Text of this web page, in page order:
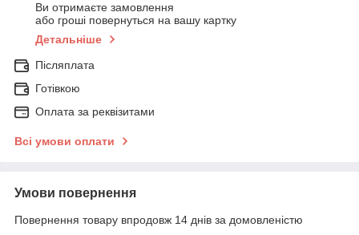
Ви отримаєте замовлення
або гроші повернуться на вашу картку
Детальніше
Післяплата
Готівкою
Оплата за реквізитами
Всі умови оплати
Умови повернення
Повернення товару впродовж 14 днів за домовленістю